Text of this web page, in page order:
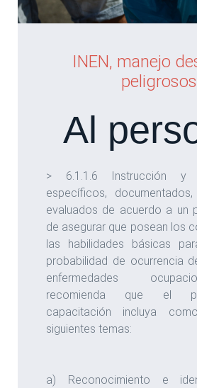
INEN, manejo
peligrosos
Al
> 6.1.1.6 Instrucción y
específicos,
evaluados de acuerdo a un
de asegurar que posean los
las habilidades básicas
probabilidad de ocurrencia
enfermedades
recomienda que el
capacitación incluya
siguientes temas:
a) Reconocimiento e